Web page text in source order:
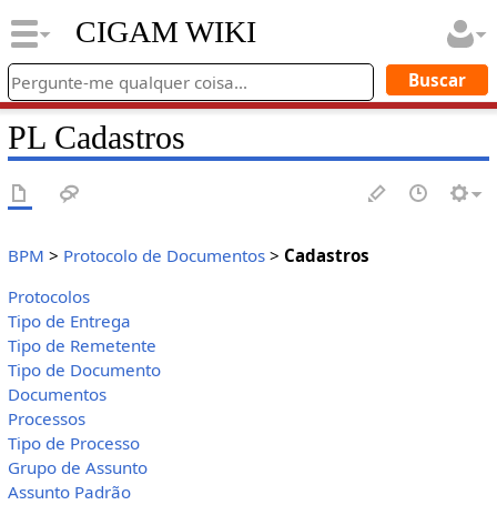
CIGAM WIKI
PL Cadastros
BPM > Protocolo de Documentos> Cadastros
Protocolos
Tipo de Entrega
Tipo de Remetente
Tipo de Documento
Documentos
Processos
Tipo de Processo
Grupo de Assunto
Assunto Padrão